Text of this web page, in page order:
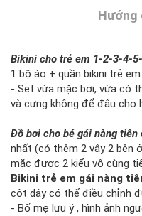
Hướng
Bikini cho trẻ em 1-2-3-4-
1 bộ áo + quần bikini trẻ
- Set vừa mặc bơi, vừa có
và cưng không để đâu cho
Đồ bơi cho bé gái nàng tiên
nhất (có thêm 2 vây 2 bên
mặc được 2 kiểu vô cùng
Bikini trẻ em gái nàng
cột dây có thể điều chỉnh
- Bố mẹ lưu ý , hình ảnh